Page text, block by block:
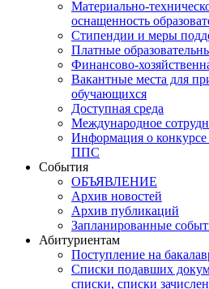
Материально-
оснащенность
Стипендии и меры
Платные
Финансово-
Вакантные места для
обучающихся
Доступная среда
Международное
Информация о
ППС
События
ОБЪЯВЛЕНИЕ
Архив новостей
Архив публикаций
Запланированные
Абитуриентам
Поступление на
Списки подавших
списки, списки